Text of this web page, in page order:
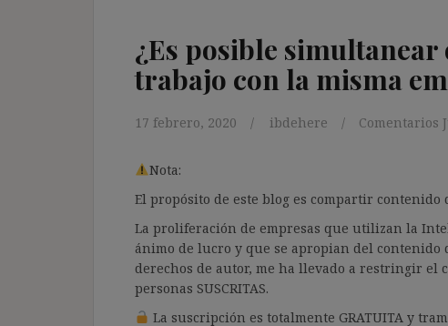
¿Es posible simultanear
trabajo con la misma
17 febrero, 2020 ibdehere Comentarios
Nota:
El propósito de este blog es compartir contenido
La proliferación de empresas que utilizan la
ánimo de lucro y que se apropian del
derechos de autor, me ha llevado a restringir el
personas SUSCRITAS.
La suscripción es totalmente GRATUITA y